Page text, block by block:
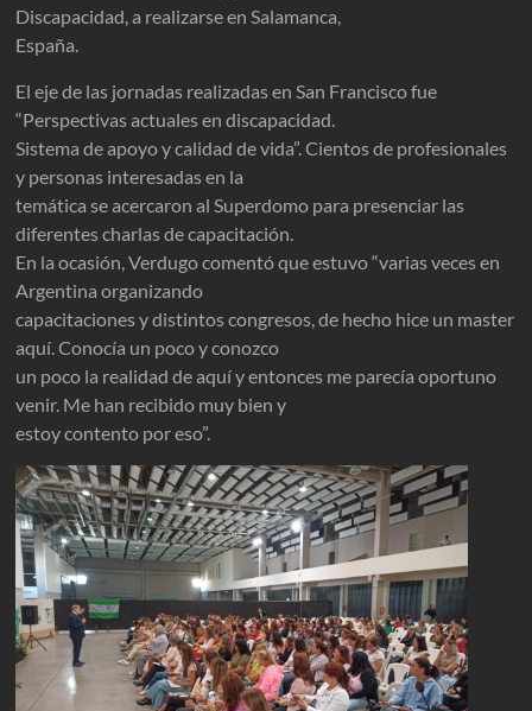
Discapacidad, a realizarse en Salamanca,
España.
El eje de las jornadas realizadas en San Francisco fue
“Perspectivas actuales en discapacidad.
Sistema de apoyo y calidad de vida”. Cientos de profesionales
y personas interesadas en la
temática se acercaron al Superdomo para presenciar las
diferentes charlas de capacitación.
En la ocasión, Verdugo comentó que estuvo “varias veces en
Argentina organizando
capacitaciones y distintos congresos, de hecho hice un master
aquí. Conocía un poco y conozco
un poco la realidad de aquí y entonces me parecía oportuno
venir. Me han recibido muy bien y
estoy contento por eso”.